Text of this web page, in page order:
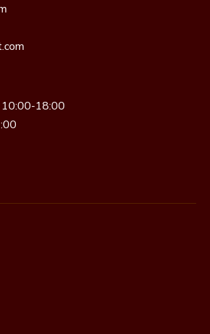
10:00-18:00